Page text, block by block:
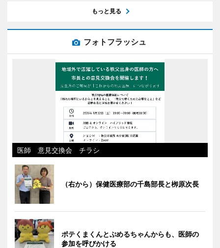
もっと見る
フォトフラッシュ
医師 意見交換会 チラシ
（右から）保健医療部の千島部長と栁原次長
ポテくまくんとぷめるちゃんからも、医師の
参加を呼びかける